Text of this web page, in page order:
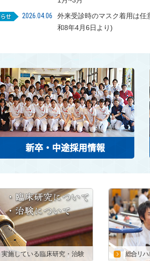
2026.04.06
外来受診時のマスク着用は任
和8年4月6日より)
新卒・中途採用情報
実施している臨床研究・治験 総合リハ